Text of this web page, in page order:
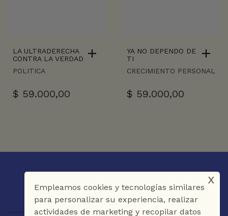
LA ULTRADERECHA
CONTRA LA VERDAD
POLITICA
$ 59.000,00
YA NO DEPENDO DE
TI
CRECIMIENTO PERSONAL
$ 59.000,00
Empleamos cookies y tecnologías similares
para personalizar su experiencia, realizar
actividades de marketing y recopilar datos
x